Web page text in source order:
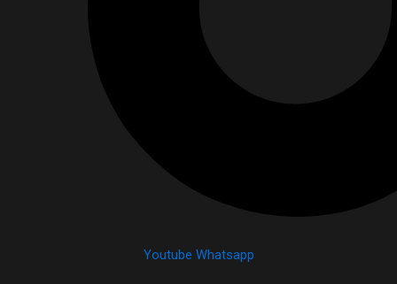
Youtube Whatsapp